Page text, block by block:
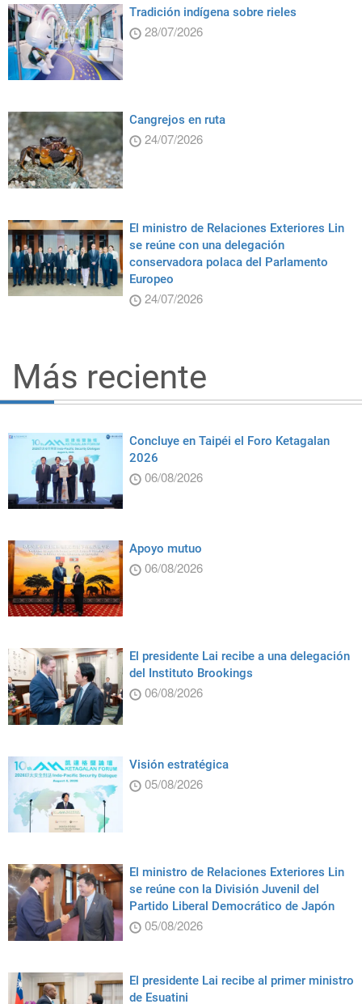
Tradición indígena sobre rieles
28/07/2026
Cangrejos en ruta
24/07/2026
El ministro de Relaciones Exteriores Lin
se reúne con una delegación
conservadora polaca del Parlamento
Europeo
24/07/2026
Más reciente
Concluye en Taipéi el Foro Ketagalan
2026
06/08/2026
Apoyo mutuo
06/08/2026
El presidente Lai recibe a una delegación
del Instituto Brookings
06/08/2026
Visión estratégica
05/08/2026
El ministro de Relaciones Exteriores Lin
se reúne con la División Juvenil del
Partido Liberal Democrático de Japón
05/08/2026
El presidente Lai recibe al primer ministro
de Esuatini